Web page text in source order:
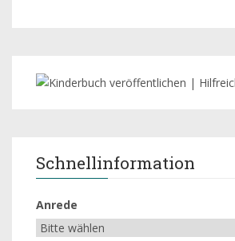
Schnellinformation
Anrede